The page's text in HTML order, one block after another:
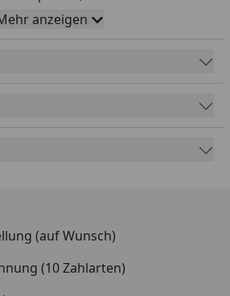
Ihres Grills anschauen und dort
heraussuchen.
Ihres Grillgeräts kommen Sie
Explosionszeichnung.
Seriennummer
sein, wo Sie die
Gewichte zu den Ersatzteilen
das Produkt bei Weber, sobald
anzeigen
(auf Wunsch)
(10 Zahlarten)